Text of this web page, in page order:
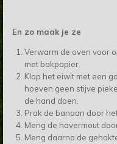
En zo maak je ze
Verwarm de oven voor
met bakpapier.
Klop het eiwit met een
hoeven geen stijve
de hand doen.
Prak de banaan door
Meng de havermout
Meng daarna de